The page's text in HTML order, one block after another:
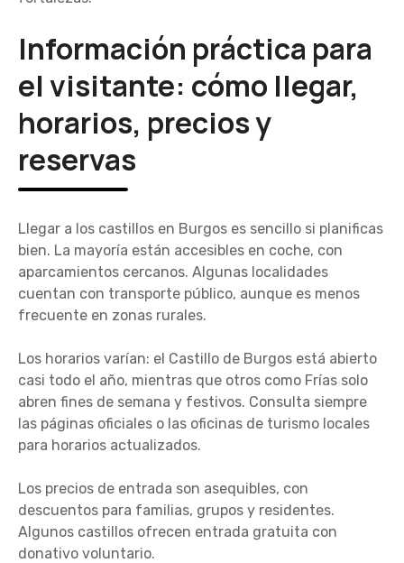
Información práctica para
el visitante: cómo llegar,
horarios, precios y
reservas
Llegar a los castillos en Burgos es sencillo si planificas
bien. La mayoría están accesibles en coche, con
aparcamientos cercanos. Algunas localidades
cuentan con transporte público, aunque es menos
frecuente en zonas rurales.
Los horarios varían: el Castillo de Burgos está abierto
casi todo el año, mientras que otros como Frías solo
abren fines de semana y festivos. Consulta siempre
las páginas oficiales o las oficinas de turismo locales
para horarios actualizados.
Los precios de entrada son asequibles, con
descuentos para familias, grupos y residentes.
Algunos castillos ofrecen entrada gratuita con
donativo voluntario.